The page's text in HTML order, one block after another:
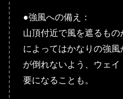
●強風への備え：
山頂付近で風を遮るも
によってはかなりの強
が倒れないよう、ウェ
要になることも。